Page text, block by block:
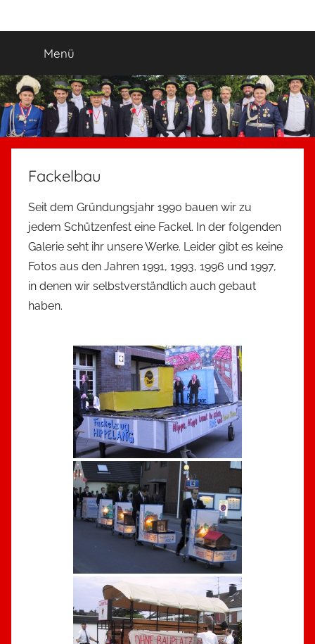
Inhalt
Ewige_Jugend
Jugend"
Neuss-
Uedesheim
Menü
Fackelbau
Seit dem Gründungsjahr 1990 bauen wir zu
jedem Schützenfest eine Fackel. In der folgenden
Galerie seht ihr unsere Werke. Leider gibt es keine
Fotos aus den Jahren 1991, 1993, 1996 und 1997,
in denen wir selbstverständlich auch gebaut
haben.